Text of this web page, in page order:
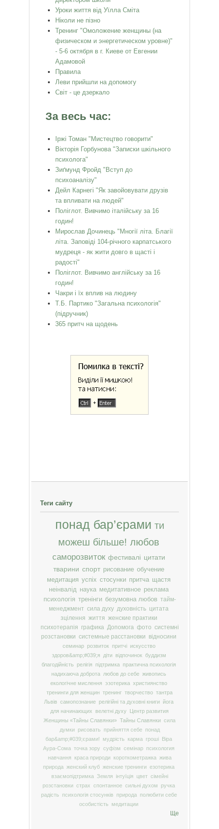
Уроки життя від Уїлла Сміта
Ніколи не пізно
Тренинг "Омоложение женщины (на
физическом и энергетическом уровне)"
- 5-6 октября в г. Киеве от Евгении
Адамовой
Правила
Леви прийшли на допомогу
Світ - це дзеркало
За весь час:
Іржі Томан "Мистецтво говорити"
Вікторія Горбунова "Записки шкільного
психолога"
Зиґмунд Фройд "Вступ до
психоаналізу"
Дейл Карнегі "Як завойовувати друзів
та впливати на людей"
Поліглот. Вивчимо італійську за 16
годин!
Мирослав Дочинець "Многії літа. Благії
літа. Заповіді 104-річного карпатського
мудреця - як жити довго в щасті і
радості"
Поліглот. Вивчимо англійську за 16
годин!
Чакри і їх вплив на людину
Т.Б. Партико "Загальна психологія"
(підручник)
365 притч на щодень
Теги сайту
понад бар’єрами ти
можеш більше! любов
саморозвиток фестивалі цитати
тварини спорт рисование обучение
медитация успіх стосунки притча щастя
неінвалід наука медитативное реклама
психологія тренінги безумовна любов тайм-
менеджмент сила духу духовність цитата
зцілення життя женские практики
психотерапія графика Допомога фото системні
розстановки системные расстановки відносини
семинар розвиток притчі
искусство
здоров&amp;#039;я
діти відпочинок буддизм
благодійність
релігія підтримка
практична психологія
надихаюча доброта
любов до себе живопись
екологічне мислення
эзотерика християнство
тренинги для женщин тренинг творчество тантра
Львів самопознание релігійні та духовні книги йога
для начинающих
велетні духу
Центр развития
Женщины «Тайны Славянки» Тайны Славянки сила
думки
рисовать прийняття себе
понад
бар&amp;#039;єрами!
мудрість карма гроші
Віра
Аура-Сома точка зору суфізм семінар психология
навчання
краса природи короткометражка жива
природа женский клуб женские тренинги езотерика
взаємопідтримка Земля інтуїція цвет сімейні
розстановки страх спонтанное сильні духом
ручка
радість
психологія стосунків природа
полюбити себе
особистість
медитации
Ще